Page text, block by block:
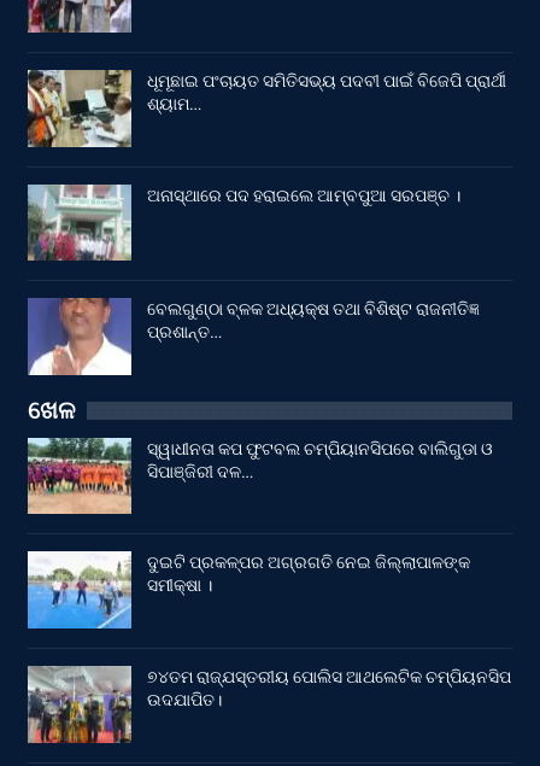
ଧୂମୂଛାଇ ପଂଚାୟତ ସମିତିସଭ୍ୟ ପଦବୀ ପାଇଁ ବିଜେପି ପ୍ରାର୍ଥୀ
ଶ୍ୟାମ…
ଅନାସ୍ଥାରେ ପଦ ହରାଇଲେ ଆମ୍ବପୁଆ ସରପଞ୍ଚ ।
ବେଲଗୁଣ୍ଠା ବ୍ଳକ ଅଧ୍ୟକ୍ଷ ତଥା ବିଶିଷ୍ଟ ରାଜନୀତିଜ୍ଞ
ପ୍ରଶାନ୍ତ…
ଖେଳ
ସ୍ୱାଧୀନତା କପ ଫୁଟବଲ ଚମ୍ପିୟାନସିପରେ ବାଲିଗୁଡା ଓ
ସିପାଞ୍ଜିରୀ ଦଳ…
ଦୁଇଟି ପ୍ରକଳ୍ପର ଅଗ୍ରଗତି ନେଇ ଜିଲ୍ଲାପାଳଙ୍କ
ସମୀକ୍ଷା ।
୭୪ତମ ରାଜ୍ଯସ୍ତରୀୟ ପୋଲିସ ଆଥଲେଟିକ ଚମ୍ପିୟନସିପ
ଉଦଯାପିତ।